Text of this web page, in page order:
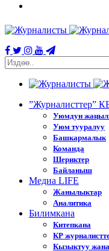
”Журналисттер”
Уюмдун
Уюм тууралуу
Башкармалык
Команда
Шериктер
Байланыш
Медиа LIFE
Жанылыктар
Аналитика
Билимкана
Китепкана
КР
Кызыктуу